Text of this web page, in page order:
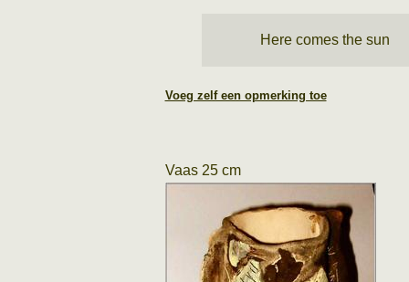
Here comes the sun
Voeg zelf een opmerking toe
Vaas 25 cm